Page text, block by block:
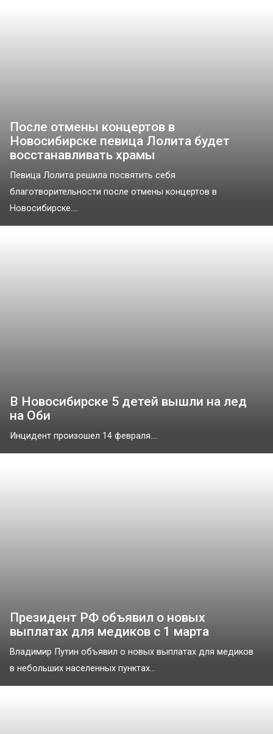
После отмены концертов в
Новосибирске певица Лолита будет
восстанавливать храмы
Певица Лолита решила посвятить себя
благотворительности после отмены концертов в
Новосибирске....
В Новосибирске 5 детей вышли на лед
на Оби
Инцидент произошел 14 февраля....
Президент РФ объявил о новых
выплатах для медиков с 1 марта
Владимир Путин объявил о новых выплатах для медиков
в небольших населенных пунктах...